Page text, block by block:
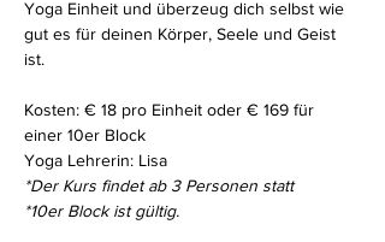
Yoga Einheit und überzeug dich selbst wie
gut es für deinen Körper, Seele und Geist
ist.
Kosten: € 18 pro Einheit oder € 169 für
einer 10er Block
Yoga Lehrerin: Lisa
*Der Kurs findet ab 3 Personen statt
*10er Block ist gültig.